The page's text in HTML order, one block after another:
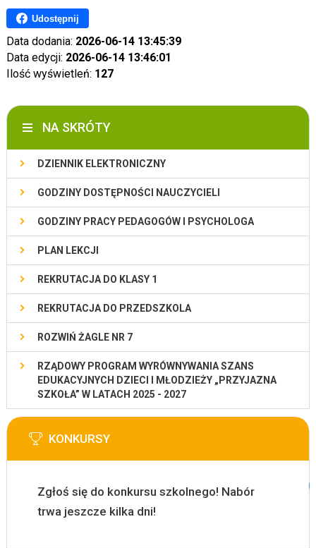
Udostępnij
Data dodania: 2026-06-14 13:45:39
Data edycji: 2026-06-14 13:46:01
Ilość wyświetleń: 127
NA SKRÓTY
DZIENNIK ELEKTRONICZNY
GODZINY DOSTĘPNOŚCI NAUCZYCIELI
GODZINY PRACY PEDAGOGÓW I PSYCHOLOGA
PLAN LEKCJI
REKRUTACJA DO KLASY 1
REKRUTACJA DO PRZEDSZKOLA
ROZWIŃ ŻAGLE NR 7
RZĄDOWY PROGRAM WYRÓWNYWANIA SZANS
EDUKACYJNYCH DZIECI I MŁODZIEŻY „PRZYJAZNA
SZKOŁA” W LATACH 2025 - 2027
KONKURSY
Zgłoś się do konkursu szkolnego! Nabór
trwa jeszcze kilka dni!